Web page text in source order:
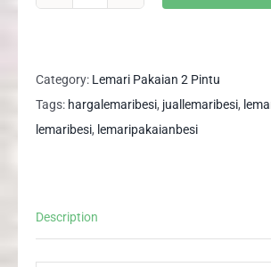
Pakaian
Besi
2
Category: Lemari Pakaian 2 Pintu
Tags: hargalemaribesi, juallemaribesi,
lemaribesi, lemaripakaianbesi
Description